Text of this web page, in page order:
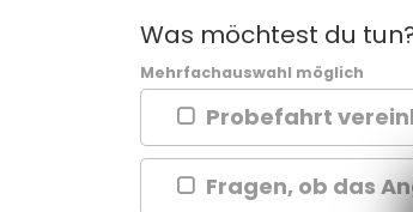
Was möchtest du
Mehrfachauswahl möglich
Probefahrt
Fragen, ob das